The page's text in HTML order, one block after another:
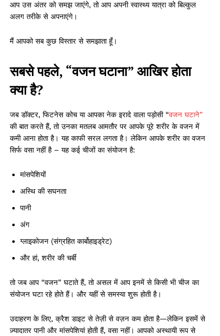
आप उस अंतर को समझ जाएंगे, तो आप अपनी स्वास्थ्य यात्रा को बिल्कुल
अलग तरीके से अपनाएंगे।
मैं आपको सब कुछ विस्तार से समझाता हूँ।
सबसे पहले, “वजन घटाना” आखिर होता
क्या है?
जब डॉक्टर, फिटनेस कोच या आपका नेक इरादे वाला पड़ोसी “वजन घटाने”
की बात करते हैं, तो उनका मतलब आमतौर पर आपके पूरे शरीर के वजन में
कमी आना होता है। यह काफी सरल लगता है। लेकिन आपके शरीर का वजन
सिर्फ वसा नहीं है – यह कई चीजों का संयोजन है:
मांसपेशियों
अस्थि की सघनता
पानी
अंग
ग्लाइकोजन (संग्रहित कार्बोहाइड्रेट)
और हां, शरीर की चर्बी
तो जब आप “वजन” घटाते हैं, तो असल में आप इनमें से किसी भी चीज का
संयोजन घटा रहे होते हैं। और यहीं से समस्या शुरू होती है।
उदाहरण के लिए, क्रैश डाइट से तेज़ी से वज़न कम होता है—लेकिन इसमें से
ज़्यादातर पानी और मांसपेशियां होती हैं, वसा नहीं। आपको अस्थायी रूप से